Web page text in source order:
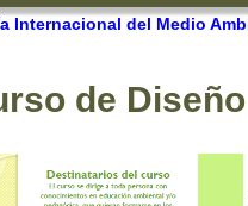
Internacional del Medio
de